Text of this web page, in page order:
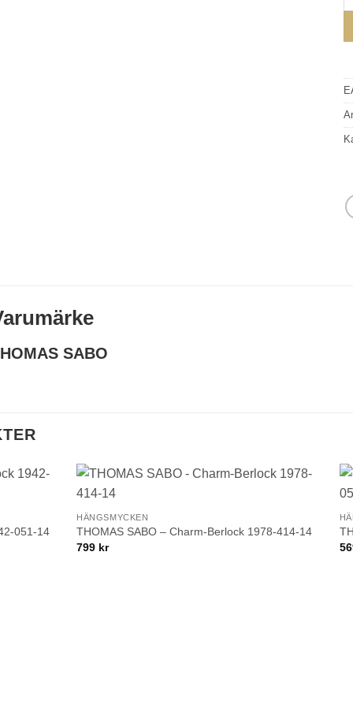
SABO
051-14
+
HÄNGSMYCKEN
THOMAS SABO – Charm-Berlock 1978-414-14
799 kr